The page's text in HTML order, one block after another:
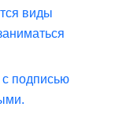
виды
подписью